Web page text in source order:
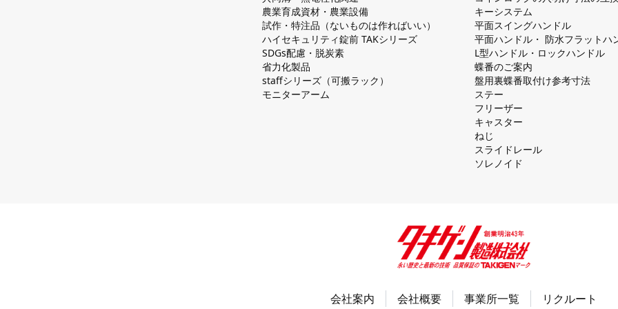
農業育成資材・農業設備
試作・特注品（ないものは作ればいい）
ハイセキュリティ錠前 TAKシリーズ
SDGs配慮・脱炭素
省力化製品
staffシリーズ（可搬ラック）
モニターアーム
キーシステム
平⾯スイングハンドル
平⾯ハンドル・ 防⽔フラットハ
L型ハンドル・ロックハンドル
蝶番のご案内
盤⽤裏蝶番取付け参考⼨法
ステー
フリーザー
キャスター
ねじ
スライドレール
ソレノイド
会社案内 会社概要 事業所一覧 リクルート